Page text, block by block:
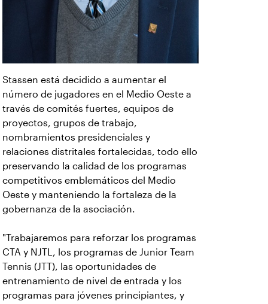
Stassen está decidido a aumentar el
número de jugadores en el Medio Oeste a
través de comités fuertes, equipos de
proyectos, grupos de trabajo,
nombramientos presidenciales y
relaciones distritales fortalecidas, todo ello
preservando la calidad de los programas
competitivos emblemáticos del Medio
Oeste y manteniendo la fortaleza de la
gobernanza de la asociación.
"Trabajaremos para reforzar los programas
CTA y NJTL, los programas de Junior Team
Tennis (JTT), las oportunidades de
entrenamiento de nivel de entrada y los
programas para jóvenes principiantes, y